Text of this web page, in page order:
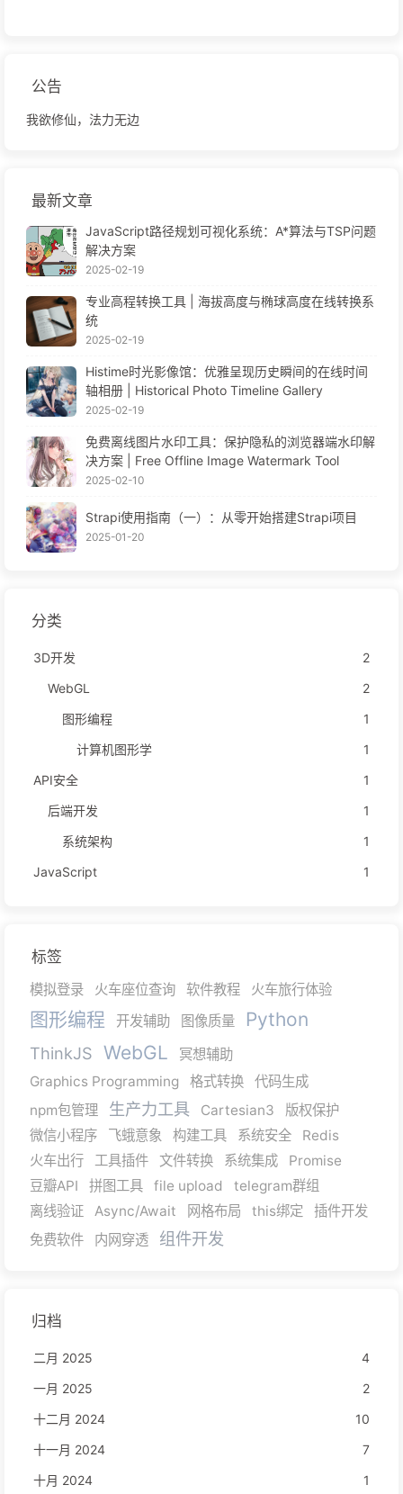
公告
我欲修仙，法力无边
最新文章
JavaScript路径规划可视化系统：A*算法与TSP问题
解决方案
2025-02-19
专业高程转换工具 | 海拔高度与椭球高度在线转换系
统
2025-02-19
Histime时光影像馆：优雅呈现历史瞬间的在线时间
轴相册 | Historical Photo Timeline Gallery
2025-02-19
免费离线图片水印工具：保护隐私的浏览器端水印解
决方案 | Free Offline Image Watermark Tool
2025-02-10
Strapi使用指南（一）：从零开始搭建Strapi项目
2025-01-20
分类
3D开发
2
WebGL
2
图形编程
1
计算机图形学
1
API安全
1
后端开发
1
系统架构
1
JavaScript
1
标签
模拟登录 火车座位查询 软件教程 火车旅行体验
图形编程 开发辅助 图像质量 Python
ThinkJS WebGL
冥想辅助
Graphics Programming
格式转换
代码生成
npm包管理
生产力工具 Cartesian3
版权保护
微信小程序
飞蛾意象 构建工具 系统安全
Redis
火车出行
工具插件 文件转换 系统集成
Promise
豆瓣API
拼图工具 file upload
telegram群组
离线验证
Async/Await 网格布局 this绑定
插件开发
免费软件
内网穿透 组件开发
归档
二月 2025
4
一月 2025
2
十二月 2024
10
十一月 2024
7
十月 2024
1